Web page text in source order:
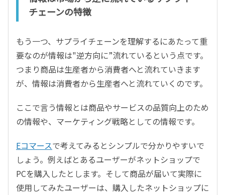
チェーンの特徴
もう一つ、サプライチェーンを理解するにあたって重
要なのが情報は"逆方向に”流れているという点です。
つまり商品は生産者から消費者へと流れていきます
が、情報は消費者から生産者へと流れていくのです。
ここで言う情報とは商品やサービスの品質向上のため
の情報や、マーケティング戦略としての情報です。
Eコマースで考えてみるとシンプルで分かりやすいで
しょう。例えばとあるユーザーがネットショップで
PCを購入したとします。そして商品が届いて実際に
使用してみたユーザーは、購入したネットショップに